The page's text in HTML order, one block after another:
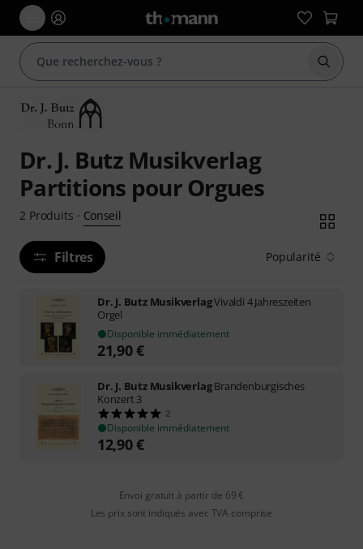
Dr. J. Butz Musikverlag
Partitions pour Orgues
2 Produits · Conseil
Filtres Popularité
Dr. J. Butz MusikverlagVivaldi 4 Jahreszeiten
Orgel
Disponible immédiatement
21,90€
Dr. J. Butz MusikverlagBrandenburgisches
Konzert 3
2
Disponible immédiatement
12,90€
Envoi gratuit à partir de 69 €
Les prix sont indiqués avec TVA comprise